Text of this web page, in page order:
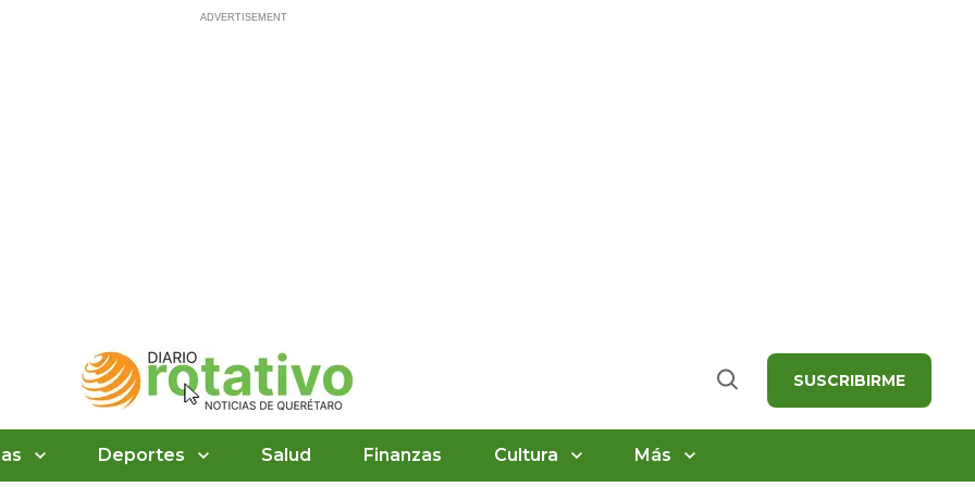
Buscar SUSCRIBIRME
Deportes Salud Finanzas Cultura Más